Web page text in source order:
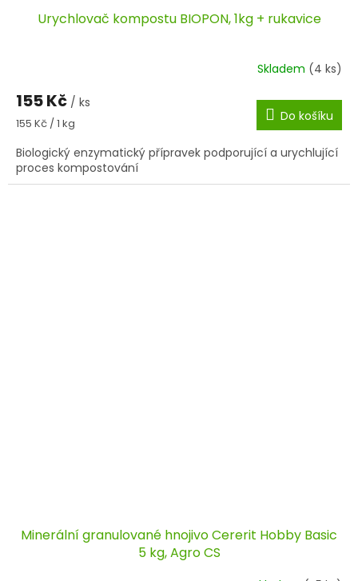
Urychlovač kompostu BIOPON, 1kg + rukavice
Skladem (4 ks)
155 Kč / ks
Měrná
155 Kč / 1 kg Do košíku
Biologický enzymatický přípravek podporující a urychlující
proces kompostování
Minerální granulované hnojivo Cererit Hobby Basic
5 kg, Agro CS